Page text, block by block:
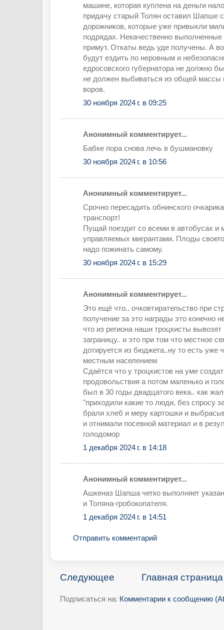
машине, которая куплена на деньги
придачу старый Толян оставил Шапше
дорожников, которые уже привыкли
подрядах. Некачественно
примут. Откаты ведь уде получены. А
будут ездить по неровным и
едросовского губернатора не должно
не должен выбиваться из общей массы
воров.
30 ноября 2024 г. в 09:25
Анонимный комментирует...
Бабке пора снова лечь в бушмановку
30 ноября 2024 г. в 10:56
Анонимный комментирует...
Срочно пересадить обнинского
транспорт!
Пущай поездит со всеми в автобусах и
управляемых мигрантами. Плоды
надо пожинать самому.
30 ноября 2024 г. в 15:29
Анонимный комментирует...
Это ещё что.. очковтирательство при
получение за это награды это конечно
что из региона наши троцкисты
заграницу.. и это при том что местное
дотируется из бюджета..ну то есть уже
местным населением
Сдаётся что у троцкистов на уме
продовольствия а потом маленько и
был в 30 годы двадцатого века.. как
"приходили какие то люди, без спросу
брали хлеб и меру картошки и
и отнимали посевной материал и в
голодомор
1 декабря 2024 г. в 14:18
Анонимный комментирует...
Ашкеназ Шапша четко выполняет
и Толяна-гробокопателя.
1 декабря 2024 г. в 14:51
Отправить комментарий
Следующее Главная страница
Подписаться на: Комментарии к сообщению